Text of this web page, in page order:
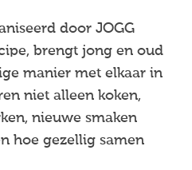
door JOGG
brengt jong en oud
manier met elkaar in
niet alleen koken,
nieuwe smaken
hoe gezellig samen